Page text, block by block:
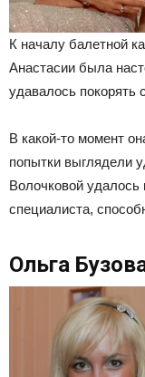
К началу балетной
Анастасии была
удавалось
В какой-то момент
попытки выглядели
Волочковой удалось
специалиста,
Ольга